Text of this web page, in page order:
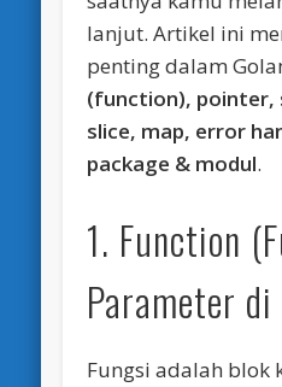
lanjut. Artikel ini
penting dalam
(function), pointer,
slice, map, error
package & modul.
1. Function
Parameter
Fungsi adalah blok